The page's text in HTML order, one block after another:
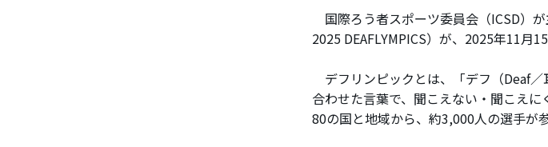
国際ろう者スポーツ委員会（ICSD）
2025 DEAFLYMPICS）が、2025年11月
デフリンピックとは、「デフ（Deaf
合わせた言葉で、聞こえない・聞こえ
80の国と地域から、約3,000人の選手が